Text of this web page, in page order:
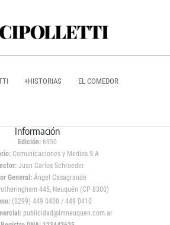
+HISTORIAS EL COMEDOR
Información
Edición: 6950
Comunicaciones y Medios S.A
Juan Carlos Schroeder
General:Ángel Casagrande
445, Neuquén (CP 8300)
(0299) 449 0400 / 449 0410
publicidad@lmneuquen.com.ar